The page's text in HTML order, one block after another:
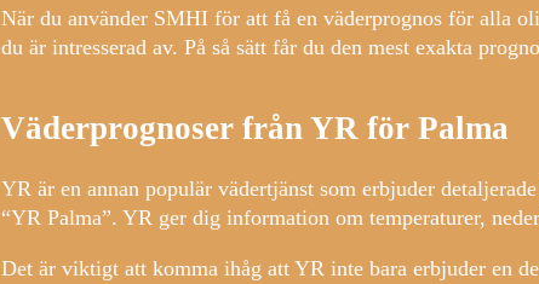
När du använder SMHI för att få en väderprognos för alla
du är intresserad av. På så sätt får du den mest exakta
Väderprognoser från YR för Palma
YR är en annan populär vädertjänst som erbjuder
“YR Palma”. YR ger dig information om temperaturer,
Det är viktigt att komma ihåg att YR inte bara erbjuder en